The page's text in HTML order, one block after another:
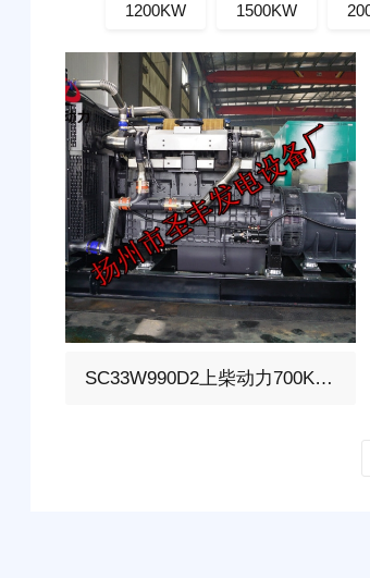
1200KW 1500KW
700KW柴油发电机组，选用上柴动力
型号:SC33W990D2、柴油发动机1小
SC33W990D2上柴动力700KW柴油发电机组